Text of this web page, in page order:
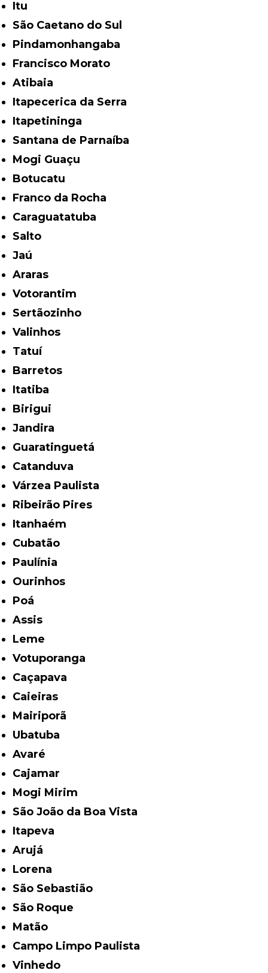
Itu
São Caetano do Sul
Pindamonhangaba
Francisco Morato
Atibaia
Itapecerica da Serra
Itapetininga
Santana de Parnaíba
Mogi Guaçu
Botucatu
Franco da Rocha
Caraguatatuba
Salto
Jaú
Araras
Votorantim
Sertãozinho
Valinhos
Tatuí
Barretos
Itatiba
Birigui
Jandira
Guaratinguetá
Catanduva
Várzea Paulista
Ribeirão Pires
Itanhaém
Cubatão
Paulínia
Ourinhos
Poá
Assis
Leme
Votuporanga
Caçapava
Caieiras
Mairiporã
Ubatuba
Avaré
Cajamar
Mogi Mirim
São João da Boa Vista
Itapeva
Arujá
Lorena
São Sebastião
São Roque
Matão
Campo Limpo Paulista
Vinhedo